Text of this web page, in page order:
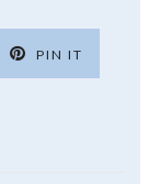
PIN IT